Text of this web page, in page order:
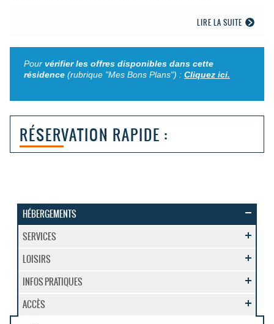
LIRE LA SUITE
Pour vérifier les offres disponibles dans cette
résidence (rubrique "Mes Bons Plans") : Cliquez ici.
RÉSERVATION RAPIDE :
HÉBERGEMENTS
SERVICES
LOISIRS
INFOS PRATIQUES
ACCÈS